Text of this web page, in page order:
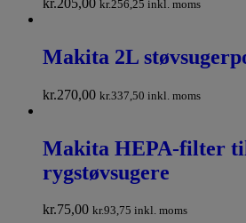
kr.256,25 inkl. moms
Makita 2L
kr.270,00 kr.337,50 inkl. moms
Makita HEPA-filter
rygstøvsugere
kr.75,00 kr.93,75 inkl. moms